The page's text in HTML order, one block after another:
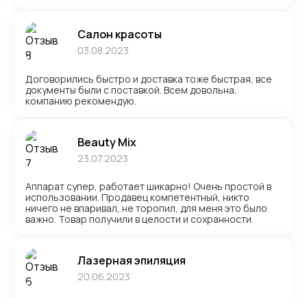
Салон красоты
03.08.2023
Договорились быстро и доставка тоже быстрая, все
документы были с поставкой. Всем довольна,
компанию рекомендую.
Beauty Mix
23.07.2023
Аппарат супер, работает шикарно! Очень простой в
использовании. Продавец компетентный, никто
ничего не впаривал, не торопил, для меня это было
важно. Товар получили в целости и сохранности.
Лазерная эпиляция
20.06.2023